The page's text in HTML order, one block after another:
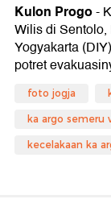
Kulon Progo-
Wilis di
Yogyakarta
potret
foto jogja
ka argo semeru
kecelakaan ka